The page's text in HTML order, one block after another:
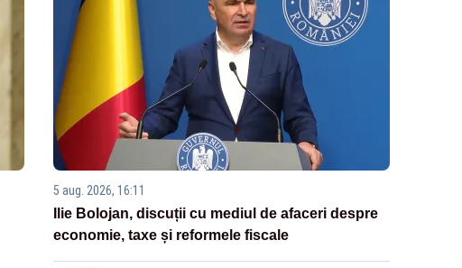
5 aug. 2026, 16:11
Ilie Bolojan, discuții cu mediul de afaceri despre
economie, taxe și reformele fiscale